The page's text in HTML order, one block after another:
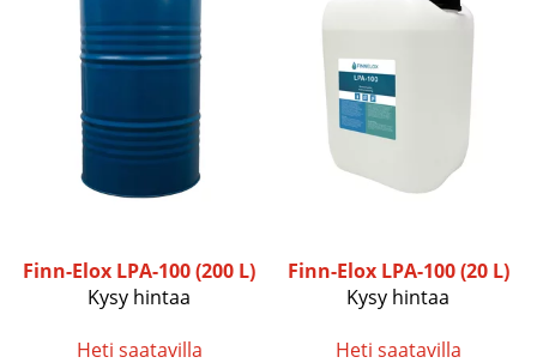
Finn-Elox LPA-100 (200 L)
Kysy hintaa
Heti saatavilla
Finn-Elox LPA-100 (20 L)
Kysy hintaa
Heti saatavilla